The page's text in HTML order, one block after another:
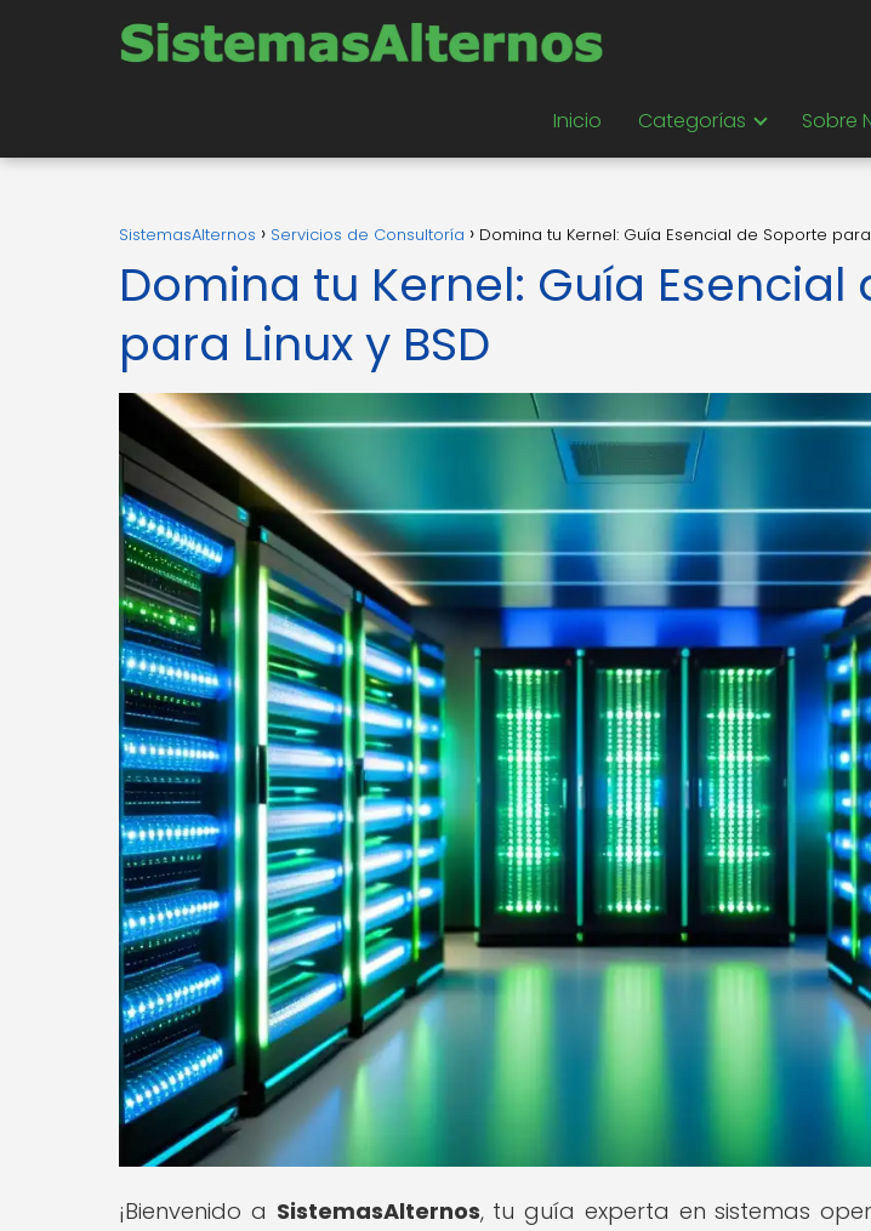
Inicio Categorías Sobre
SistemasAlternos Servicios de Consultoría Domina tu Kernel: Guía Esencial de Soporte para
Domina tu Kernel: Guía Esencial
para Linux y BSD
¡Bienvenido a SistemasAlternos, tu guía experta en sistemas